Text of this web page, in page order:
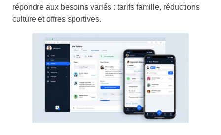
répondre aux besoins variés : tarifs famille, réductions
culture et offres sportives.